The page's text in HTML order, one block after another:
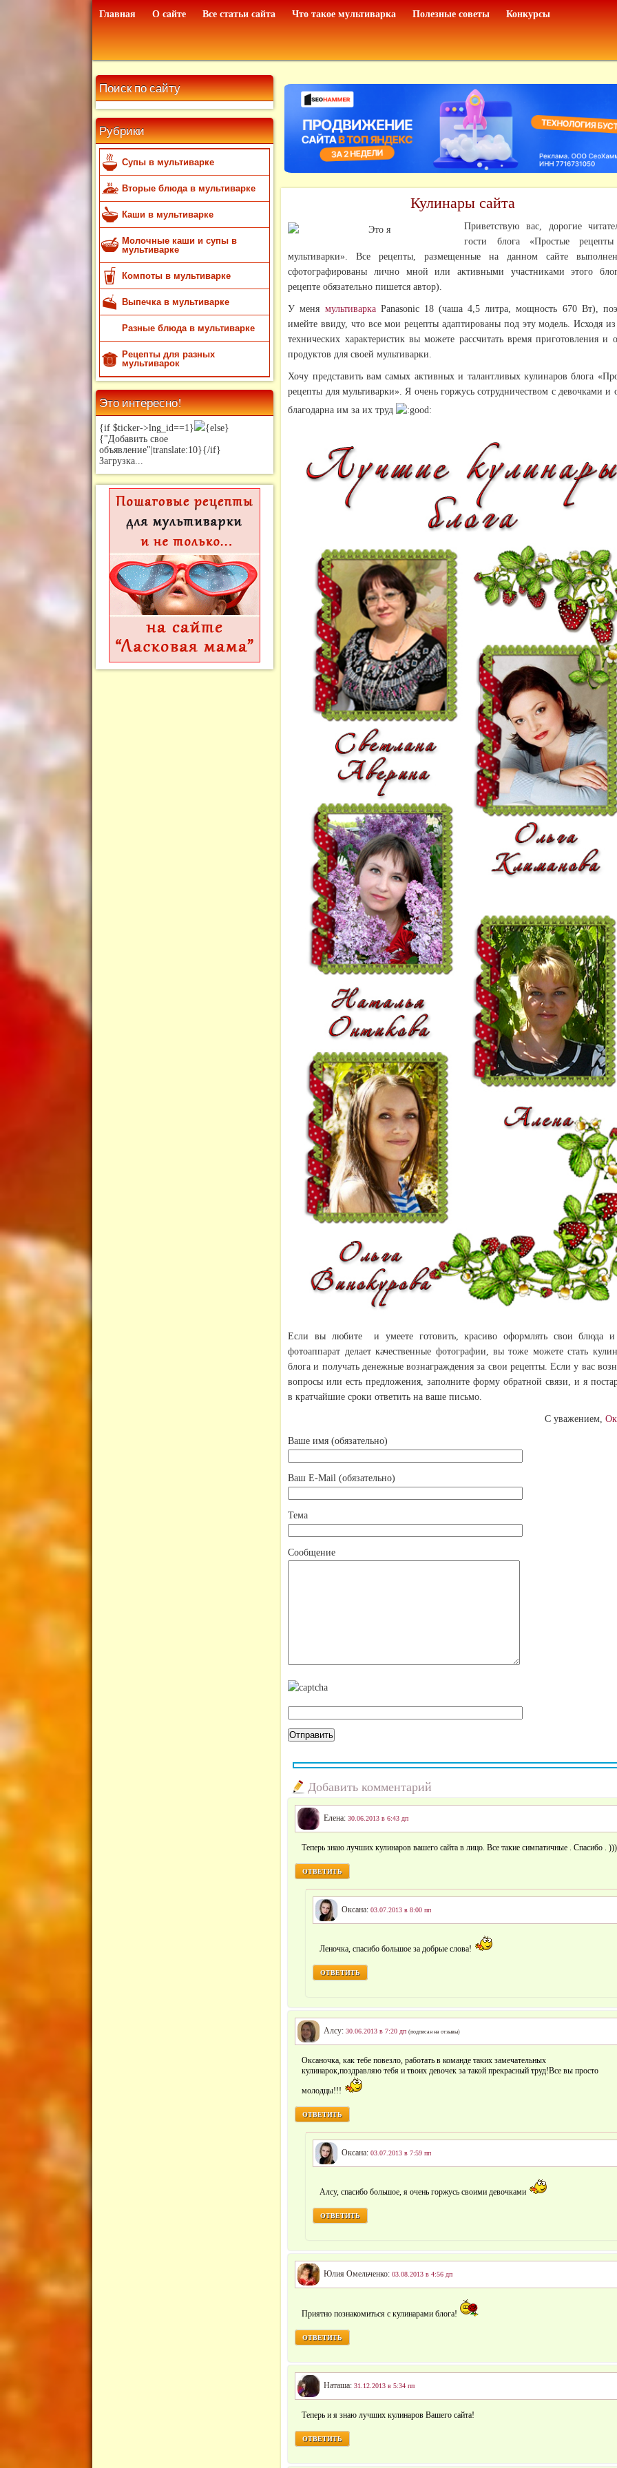
Главная О сайте Все статьи сайта Что такое мультиварка Полезные советы Конкурсы
Поиск по сайту
Рубрики
Супы в мультиварке
Вторые блюда в мультиварке
Каши в мультиварке
Молочные каши и супы в
мультиварке
Компоты в мультиварке
Выпечка в мультиварке
Разные блюда в мультиварке
Рецепты для разных
мультиварок
Это интересно!
{if $ticker->lng_id==1}
{else}
{"Добавить свое
объявление"|translate:10}{/if}
Загрузка...
Кулинары сайта
Приветствую вас, дорогие
гости блога «Простые
мультиварки». Все рецепты, размещенные на данном сайте
сфотографированы лично мной или активными участниками этого
рецепте обязательно пишется автор).
У меня мультиваркаPanasonic 18 (чаша 4,5 литра, мощность 670 Вт),
имейте ввиду, что все мои рецепты адаптированы под эту модель. Исходя из
технических характеристик вы можете рассчитать время приготовления и
продуктов для своей мультиварки.
Хочу представить вам самых активных и талантливых кулинаров блога
рецепты для мультиварки». Я очень горжусь сотрудничеством с девочками и
благодарна им за их труд
Если вы любите и умеете готовить, красиво оформлять свои блюда
фотоаппарат делает качественные фотографии, вы тоже можете стать
блога и получать денежные вознаграждения за свои рецепты. Если у вас
вопросы или есть предложения, заполните форму обратной связи, и я
в кратчайшие сроки ответить на ваше письмо.
С уважением,
Ваше имя (обязательно)
Ваш E-Mail (обязательно)
Тема
Сообщение
Добавить комментарий
Елена:30.06.2013 в 6:43 дп
Теперь знаю лучших кулинаров вашего сайта в лицо. Все такие симпатичные . Спасибо . )))
ОТВЕТИТЬ
Оксана:03.07.2013 в 8:00 пп
Леночка, спасибо большое за добрые слова!
ОТВЕТИТЬ
Алсу:30.06.2013 в 7:20 дп (подписан на отзывы)
Оксаночка, как тебе повезло, работать в команде таких замечательных
кулинарок,поздравляю тебя и твоих девочек за такой прекрасный труд!Все вы просто
молодцы!!!
ОТВЕТИТЬ
Оксана:03.07.2013 в 7:59 пп
Алсу, спасибо большое, я очень горжусь своими девочками
ОТВЕТИТЬ
Юлия Омельченко:03.08.2013 в 4:56 дп
Приятно познакомиться с кулинарами блога!
ОТВЕТИТЬ
Наташа:31.12.2013 в 5:34 пп
Теперь и я знаю лучших кулинаров Вашего сайта!
ОТВЕТИТЬ